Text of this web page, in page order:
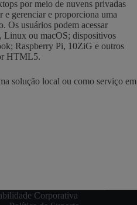
por meio de nuvens privadas
gerenciar e proporciona uma
Os usuários podem acessar
Linux ou macOS; dispositivos
Raspberry Pi, 10ZiG e outros
HTML5.
solução local ou como serviço em
Corporativa